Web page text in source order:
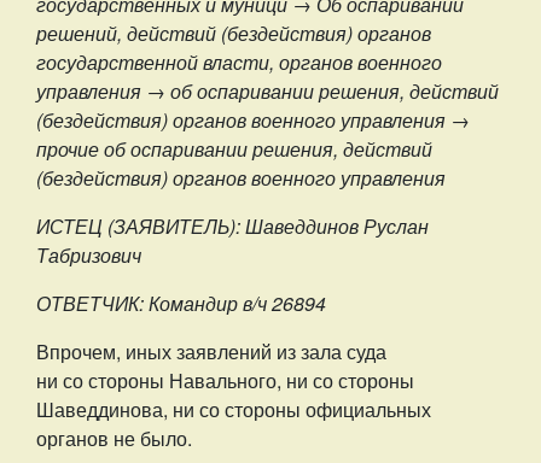
решений, действий (бездействия) органов
государственной власти, органов военного
управления → об оспаривании решения, действий
(бездействия) органов военного управления →
прочие об оспаривании решения, действий
(бездействия) органов военного управления
ИСТЕЦ (ЗАЯВИТЕЛЬ): Шаведдинов Руслан
Табризович
ОТВЕТЧИК: Командир в/ч 26894
Впрочем, иных заявлений из зала суда
ни со стороны Навального, ни со стороны
Шаведдинова, ни со стороны официальных
органов не было.